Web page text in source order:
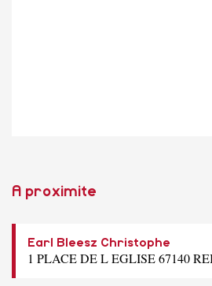
A proximite
Earl Bleesz Christophe
1 PLACE DE L EGLISE 67140